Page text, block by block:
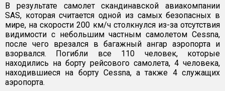
В результате самолет скандинавской авиакомпании
SAS, которая считается одной из самых безопасных в
мире, на скорости 200 км/ч столкнулся из-за отсутствия
видимости с небольшим частным самолетом Cessna,
после чего врезался в багажный ангар аэропорта и
взорвался. Погибли все 110 человек, которые
находились на борту рейсового самолета, 4 человека,
находившиеся на борту Cessna, а также 4 служащих
аэропорта.